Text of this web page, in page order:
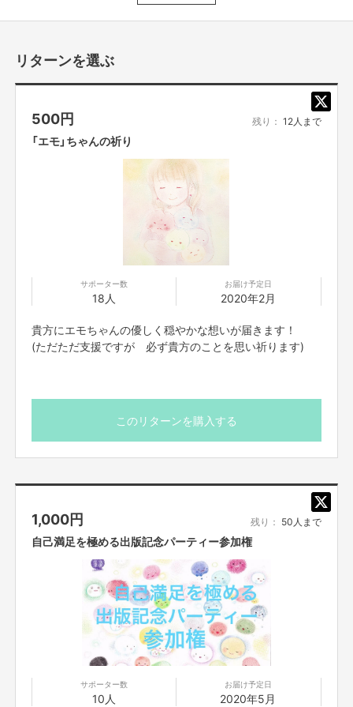
子育て歴15年 10年間は4人息子に大苦戦！！
今は楽しく育児ができています
保護者様向けに講演活動を行う中で私が気づいたことは
「感情を大切にすることの重要さ」です。
同じ小学校区のママであり 作家の さちよちゃんと
「エモちゃん絵本プロジェクト」を立ち上げ
「感情」→「emotion」→「エモちゃん」というキャラクターを作り物語にしまし
その絵本「エモちゃん」を全国に広め
「感情を大切にすることの重要さ」を伝えること。
ことが私達の夢、目標、目的です。
絵本「エモちゃん」から得られるものは人それぞれ。
リターンを選ぶ
500円 残り： 12人まで
「エモ」ちゃんの祈り
サポーター数
18人
お届け予定日
2020年2月
貴方にエモちゃんの優しく穏やかな想いが届きます！
(ただただ支援ですが 必ず貴方のことを思い祈ります)
このリターンを購入する
1,000円 残り： 50人まで
自己満足を極める出版記念パーティー参加権
サポーター数
10人
お届け予定日
2020年5月